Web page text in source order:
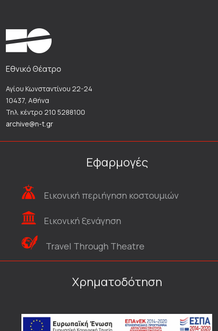
Εθνικό Θέατρο
Αγίου Κωνσταντίνου 22-24
10437, Αθήνα
Τηλ. κέντρο 210 5288100
archive@n-t.gr
Εφαρμογές
Εικονική περιήγηση κοστουμιών
Εικονική ξενάγηση
Travel Through Theatre
Χρηματοδότηση